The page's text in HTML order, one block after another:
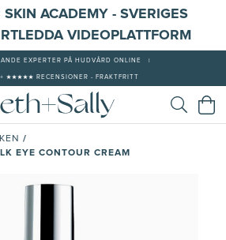
ACADEMY - SVERIGES
VIDEOPLATTFORM
EXPERTER PÅ HUDVÅRD ONLINE
★★★★★ RECENSIONER - FRAKTFRITT
/
EYE CONTOUR CREAM